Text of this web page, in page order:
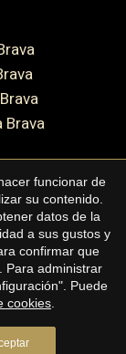
Brava
funcionar de
su contenido.
datos de la
a sus gustos y
confirmar que
Para administrar
Puede
cookies